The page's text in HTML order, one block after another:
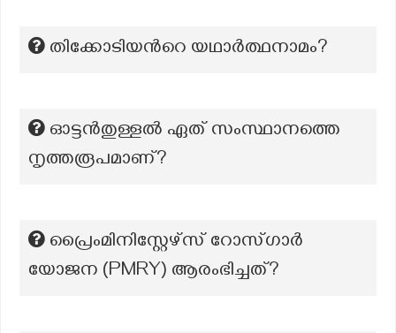
തിക്കോടിയന്‍റെ യഥാര്‍ത്ഥനാമം?
ഓട്ടൻതുള്ളൽ ഏത് സംസ്ഥാനത്തെ
നൃത്തരൂപമാണ്?
പ്രൈംമിനിസ്റ്റേഴ്സ് റോസ്ഗാര്‍
യോജന (PMRY) ആരംഭിച്ചത്?